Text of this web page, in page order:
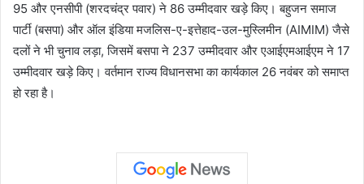
95 और एनसीपी (शरदचंद्र पवार) ने 86 उम्मीदवार खड़े किए। बहुजन समाज
पार्टी (बसपा) और ऑल इंडिया मजलिस-ए-इत्तेहाद-उल-मुस्लिमीन (AIMIM) जैसे
दलों ने भी चुनाव लड़ा, जिसमें बसपा ने 237 उम्मीदवार और एआईएमआईएम ने 17
उम्मीदवार खड़े किए। वर्तमान राज्य विधानसभा का कार्यकाल 26 नवंबर को समाप्त
हो रहा है।